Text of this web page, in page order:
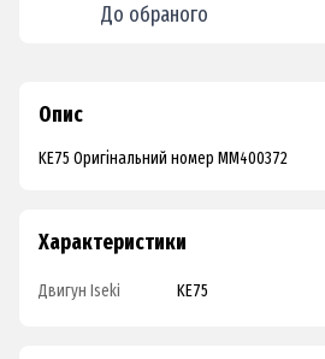
До обраного
Опис
KE75 Оригінальний номер MM400372
Характеристики
Двигун Iseki KE75